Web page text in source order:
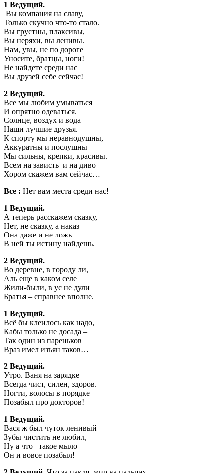
1 Ведущий.
Вы компания на славу,
Только скучно что-то стало.
Вы грустны, плаксивы,
Вы неряхи, вы ленивы.
Нам, увы, не по дороге
Уносите, братцы, ноги!
Не найдете среди нас
Вы друзей себе сейчас!
2 Ведущий.
Все мы любим умываться
И опрятно одеваться.
Солнце, воздух и вода –
Наши лучшие друзья.
К спорту мы неравнодушны,
Аккуратны и послушны
Мы сильны, крепки, красивы.
Всем на зависть и на диво
Хором скажем вам сейчас…
Все : Нет вам места среди нас!
1 Ведущий.
А теперь расскажем сказку,
Нет, не сказку, а наказ –
Она даже и не ложь
В ней ты истину найдешь.
2 Ведущий.
Во деревне, в городу ли,
Аль еще в каком селе
Жили-были, в ус не дули
Братья – справнее вполне.
1 Ведущий.
Всё бы клеилось как надо,
Кабы только не досада –
Так один из пареньков
Враз имел изъян таков…
2 Ведущий.
Утро. Ваня на зарядке –
Всегда чист, силен, здоров.
Ногти, волосы в порядке –
Позабыл про докторов!
1 Ведущий.
Вася ж был чуток ленивый –
Зубы чистить не любил,
Ну а что такое мыло –
Он и вовсе позабыл!